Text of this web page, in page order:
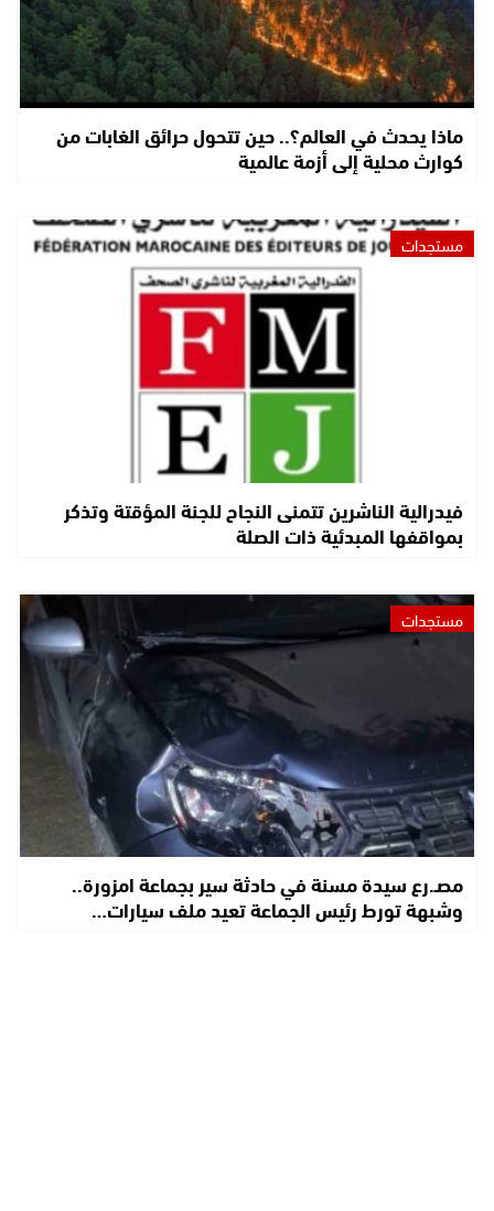
ماذا يحدث في العالم؟.. حين تتحول حرائق الغابات من
كوارث محلية إلى أزمة عالمية
مستجدات
فيدرالية الناشرين تتمنى النجاح للجنة المؤقتة وتذكر
بمواقفها المبدئية ذات الصلة
مستجدات
مصـ.رع سيدة مسنة في حادثة سير بجماعة امزورة..
وشبهة تورط رئيس الجماعة تعيد ملف سيارات…